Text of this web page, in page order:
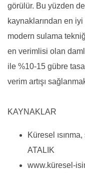
görülür. Bu yüzden de
kaynaklarından en
modern sulama
en verimlisi olan
ile %10-15 gübre
verim artışı
KAYNAKLAR
Küresel
ATALIK
www.küresel-